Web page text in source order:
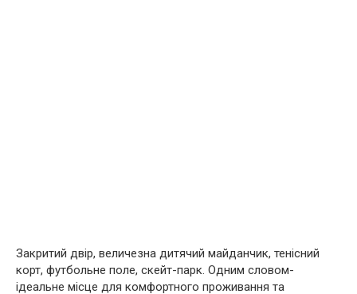
Закритий двір, величезна дитячий майданчик, тенісний
корт, футбольне поле, скейт-парк. Одним словом-
ідеальне місце для комфортного проживання та